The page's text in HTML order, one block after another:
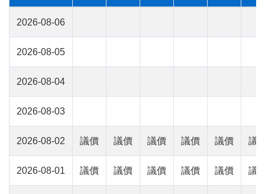
2026-08-06
2026-08-05
2026-08-04
2026-08-03
2026-08-02 議價 議價 議價 議價 議價 議
2026-08-01 議價 議價 議價 議價 議價 議